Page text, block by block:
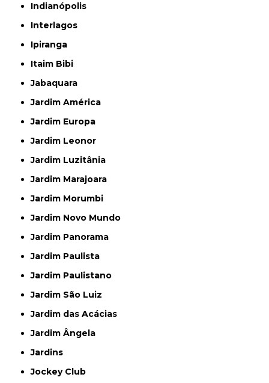
Indianópolis
Interlagos
Ipiranga
Itaim Bibi
Jabaquara
Jardim América
Jardim Europa
Jardim Leonor
Jardim Luzitânia
Jardim Marajoara
Jardim Morumbi
Jardim Novo Mundo
Jardim Panorama
Jardim Paulista
Jardim Paulistano
Jardim São Luiz
Jardim das Acácias
Jardim Ângela
Jardins
Jockey Club